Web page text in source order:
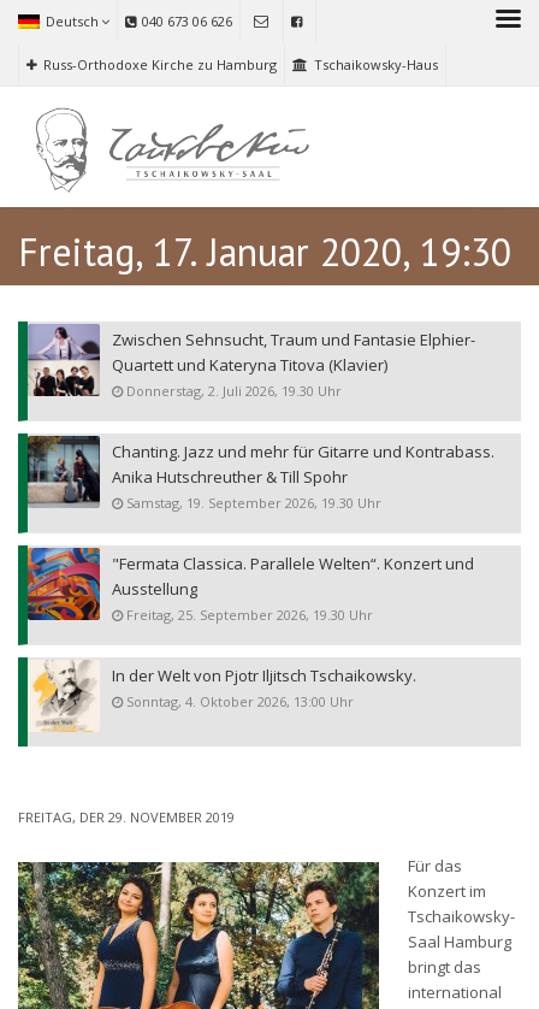
Deutsch 040 673 06 626
Russ-Orthodoxe Kirche zu Hamburg Tschaikowsky-Haus
Freitag, 17. Januar 2020, 19:30
Zwischen Sehnsucht, Traum und Fantasie Elphier-
Quartett und Kateryna Titova (Klavier)
Donnerstag, 2. Juli 2026, 19.30 Uhr
Chanting. Jazz und mehr für Gitarre und Kontrabass.
Anika Hutschreuther & Till Spohr
Samstag, 19. September 2026, 19.30 Uhr
"Fermata Classica. Parallele Welten“. Konzert und
Ausstellung
Freitag, 25. September 2026, 19.30 Uhr
In der Welt von Pjotr Iljitsch Tschaikowsky.
Sonntag, 4. Oktober 2026, 13:00 Uhr
FREITAG, DER 29. NOVEMBER 2019
Für das
Konzert im
Tschaikowsky-
Saal Hamburg
bringt das
international